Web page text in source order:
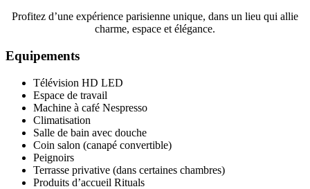
Profitez d’une expérience parisienne unique, dans un lieu qui allie
charme, espace et élégance.
Equipements
Télévision HD LED
Espace de travail
Machine à café Nespresso
Climatisation
Salle de bain avec douche
Coin salon (canapé convertible)
Peignoirs
Terrasse privative (dans certaines chambres)
Produits d’accueil Rituals